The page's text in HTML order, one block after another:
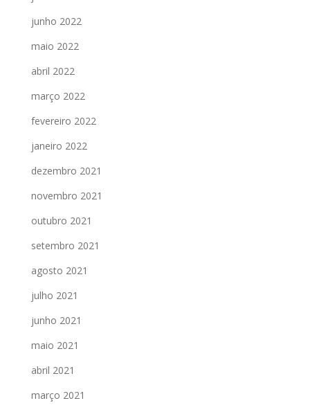
junho 2022
maio 2022
abril 2022
março 2022
fevereiro 2022
janeiro 2022
dezembro 2021
novembro 2021
outubro 2021
setembro 2021
agosto 2021
julho 2021
junho 2021
maio 2021
abril 2021
março 2021